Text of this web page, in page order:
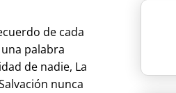
de cada
palabra
de nadie, La
nunca